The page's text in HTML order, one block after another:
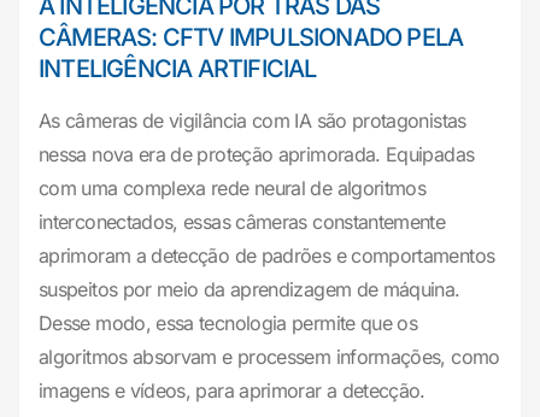
A INTELIGÊNCIA POR TRÁS DAS
CÂMERAS: CFTV IMPULSIONADO PELA
INTELIGÊNCIA ARTIFICIAL
As câmeras de vigilância com IA são protagonistas
nessa nova era de proteção aprimorada. Equipadas
com uma complexa rede neural de algoritmos
interconectados, essas câmeras constantemente
aprimoram a detecção de padrões e comportamentos
suspeitos por meio da aprendizagem de máquina.
Desse modo, essa tecnologia permite que os
algoritmos absorvam e processem informações, como
imagens e vídeos, para aprimorar a detecção.